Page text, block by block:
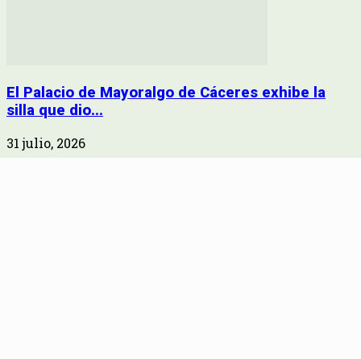
El Palacio de Mayoralgo de Cáceres exhibe la
silla que dio...
31 julio, 2026